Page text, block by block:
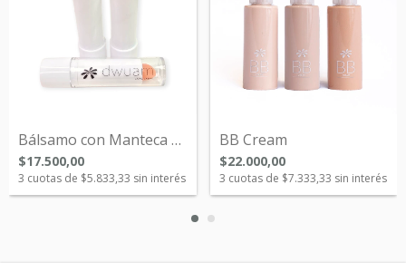
Bálsamo con Manteca de Karité Nuevo!!
$17.500,00
3 cuotas de $5.833,33 sin interés
BB Cream
$22.000,00
3 cuotas de $7.333,33 sin interés